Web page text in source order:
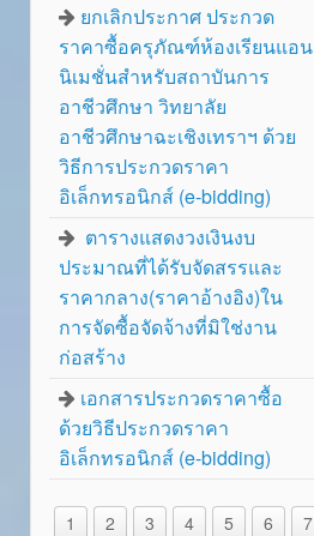
ยกเลิกประกาศ ประกวด
ราคาซื้อครุภัณฑ์ห้องเรียนแอน
นิเมชั่นสำหรับสถาบันการ
อาชีวศึกษา วิทยาลัย
อาชีวศึกษาฉะเชิงเทราฯ ด้วย
วิธีการประกวดราคา
อิเล็กทรอนิกส์ (e-bidding)
ตารางแสดงวงเงินงบ
ประมาณที่ได้รับจัดสรรและ
ราคากลาง(ราคาอ้างอิง)ใน
การจัดซื้อจัดจ้างที่มิใช่งาน
ก่อสร้าง
เอกสารประกวดราคาซื้อ
ด้วยวิธีประกวดราคา
อิเล็กทรอนิกส์ (e-bidding)
1 2 3 4 5 6 7